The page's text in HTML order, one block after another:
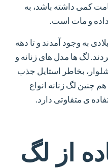
کمی داشته باشد، به
و مات است.
در صنعت مد از دهه ی ۶۰ میلادی به وجود آمدند و تا دهه
کردند. لگ ها مدل های زنانه و
شلوار، بخاطر استایل جذب
چنین لگ زنانه انواع
ی متفاوتی دارد.
از لگ